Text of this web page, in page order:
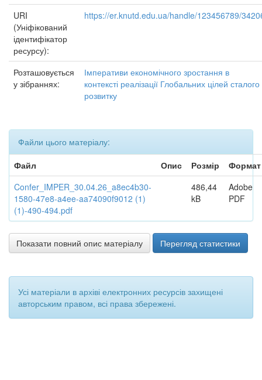
URI
(Уніфікований
ідентифікатор
ресурсу):
https://er.knutd.edu.ua/handle/123456789/
Розташовується
у зібраннях:
Імперативи економічного зростання в
контексті реалізації Глобальних цілей сталого
розвитку
Файли цього матеріалу:
Файл
Опис Розмір
Формат
Confer_IMPER_30.04.26_a8ec4b30-
1580-47e8-a4ee-aa74090f9012 (1)
(1)-490-494.pdf
486,44
kB
Adobe
PDF
Показати повний опис матеріалу Перегляд статистики
Усі матеріали в архіві електронних ресурсів захищені
авторським правом, всі права збережені.